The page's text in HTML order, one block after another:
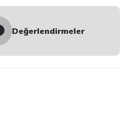
Değerlendirmeler